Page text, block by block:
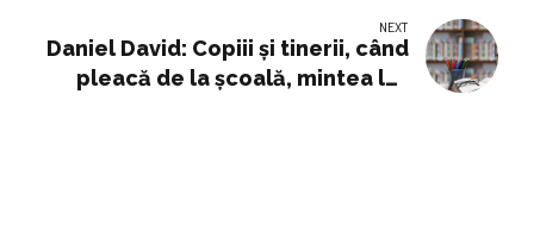
NEXT
Daniel David: Copiii şi tinerii, când
pleacă de la şcoală, mintea lor